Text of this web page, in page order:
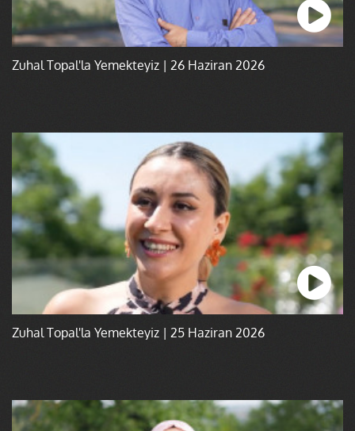
Zuhal Topal'la Yemekteyiz | 26 Haziran 2026
Zuhal Topal'la Yemekteyiz | 25 Haziran 2026